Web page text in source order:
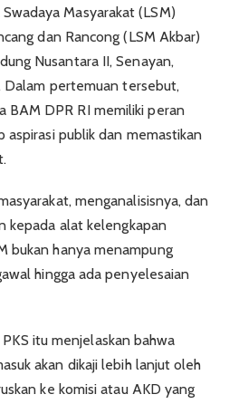
Masyarakat (LSM)
dan Rancong (LSM Akbar)
Nusantara II, Senayan,
Dalam pertemuan tersebut,
BAM DPR RI memiliki peran
publik dan memastikan
menganalisisnya, dan
kepada alat kelengkapan
bukan hanya menampung
hingga ada penyelesaian
itu menjelaskan bahwa
akan dikaji lebih lanjut oleh
ke komisi atau AKD yang